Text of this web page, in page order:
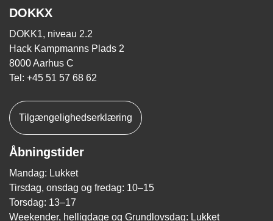
DOKKX
DOKK1, niveau 2.2
Hack Kampmanns Plads 2
8000 Aarhus C
Tel: +45 51 57 68 62
Tilgængelighedserklæring
Åbningstider
Mandag: Lukket
Tirsdag, onsdag og fredag: 10–15
Torsdag: 13–17
Weekender, helligdage og Grundlovsdag: Lukket